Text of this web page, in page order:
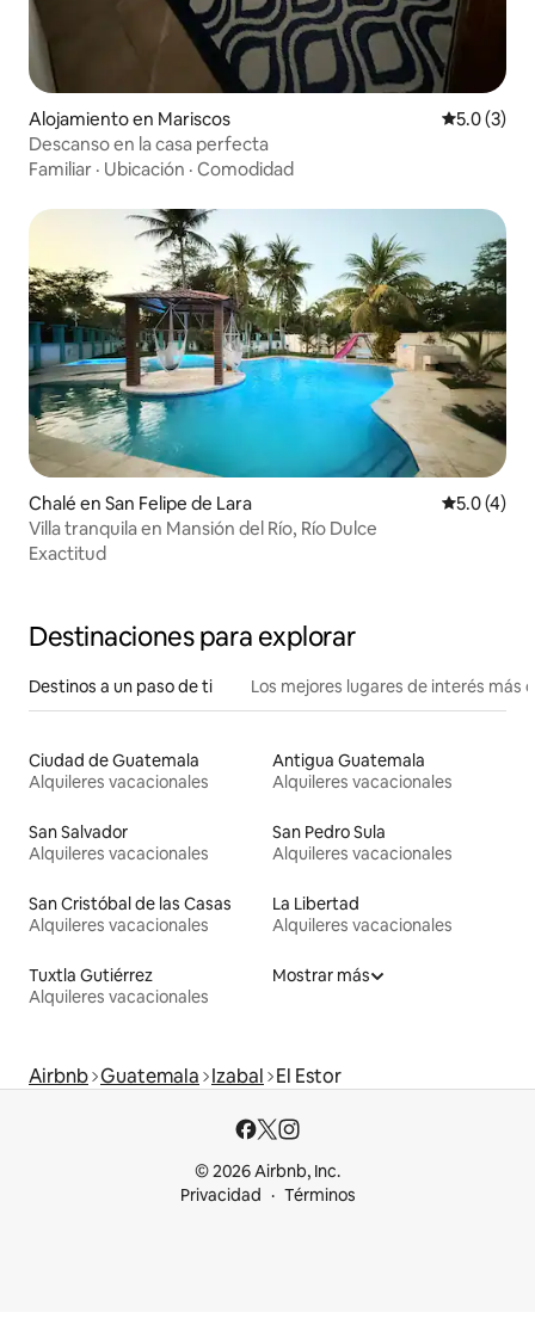
Alojamiento en Mariscos
5.0 (3)
Descanso en la casa perfecta
Familiar · Ubicación · Comodidad
Chalé en San Felipe de Lara
5.0 (4)
Villa tranquila en Mansión del Río, Río Dulce
Exactitud
Destinaciones para explorar
Destinos a un paso de ti Los mejores lugares de interés más
Ciudad de Guatemala
Alquileres vacacionales
Antigua Guatemala
Alquileres vacacionales
San Salvador
Alquileres vacacionales
San Pedro Sula
Alquileres vacacionales
San Cristóbal de las Casas
Alquileres vacacionales
La Libertad
Alquileres vacacionales
Tuxtla Gutiérrez
Alquileres vacacionales
Mostrar más
Airbnb Guatemala Izabal El Estor
© 2026 Airbnb, Inc.
Privacidad
Términos